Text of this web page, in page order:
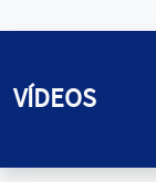
VÍDEOS